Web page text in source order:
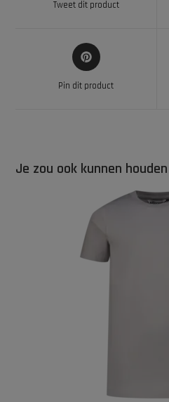
Tweet dit product
Pin dit product
Je zou ook kunnen